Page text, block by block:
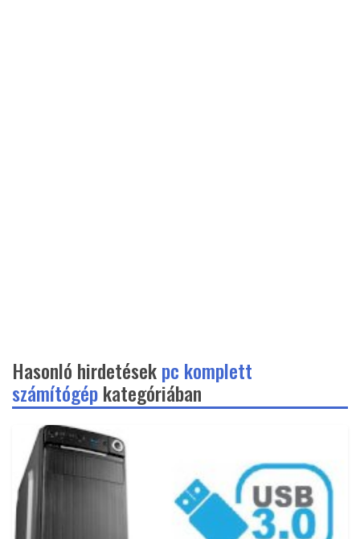
Hasonló hirdetésekpc komplett
számítógépkategóriában